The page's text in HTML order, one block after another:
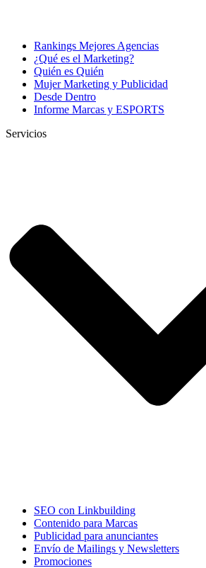
Rankings Mejores Agencias
¿Qué es el Marketing?
Quién es Quién
Mujer Marketing y Publicidad
Desde Dentro
Informe Marcas y ESPORTS
Servicios
SEO con Linkbuilding
Contenido para Marcas
Publicidad para anunciantes
Envío de Mailings y Newsletters
Promociones